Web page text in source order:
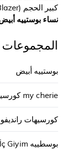
كبير الحجم (Oversized Blazer)، مما يجعلك تستغلين قطعة
نساء بوستييه
المجموعات
بوستييه أبيض
my cherie كورسيهات
كورسيهات رانديفو
بوسطييه Nur İç Giyim